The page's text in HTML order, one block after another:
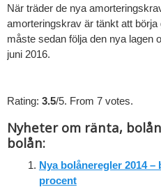
När träder de nya
amorteringskrav är tänkt att
måste sedan följa den nya lagen
juni 2016.
Rating: 3.5/5. From 7 votes.
Nyheter om ränta,
bolån:
Nya bolåneregler 2014
procent